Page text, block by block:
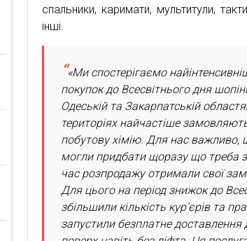
спальники, каримати, мультитули,
інші.
«Ми спостерігаємо
покупок до Всесвітнього дня
Одеській та Закарпатській
територіях найчастіше
побутову хімію. Для нас важливо,
могли придбати щоразу що треба
час розпродажу отримали свої
Для цього на період знижок до
збільшили кількість курʼєрів та
запустили безплатне